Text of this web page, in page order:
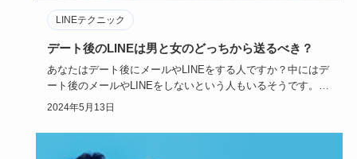
LINEテクニック
デート後のLINEは男と女のどっちから送るべき？
あなたはデート後にメールやLINEをする人ですか？中にはデ
ート後のメールやLINEをしないという人もいるそうです。相
手から…
2024年5月13日